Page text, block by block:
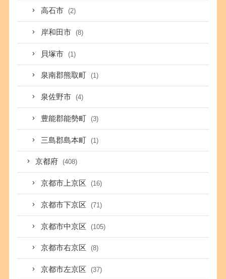
高石市 (2)
岸和田市 (8)
貝塚市 (1)
泉南郡熊取町 (1)
泉佐野市 (4)
豊能郡能勢町 (3)
三島郡島本町 (1)
京都府 (408)
京都市上京区 (16)
京都市下京区 (71)
京都市中京区 (105)
京都市右京区 (8)
京都市左京区 (37)